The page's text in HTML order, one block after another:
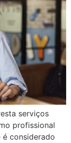
serviços
profissional
considerado